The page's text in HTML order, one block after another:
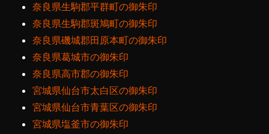
奈良県生駒郡平群町の御朱印
奈良県生駒郡斑鳩町の御朱印
奈良県磯城郡田原本町の御朱印
奈良県葛城市の御朱印
奈良県高市郡の御朱印
宮城県仙台市太白区の御朱印
宮城県仙台市青葉区の御朱印
宮城県塩釜市の御朱印